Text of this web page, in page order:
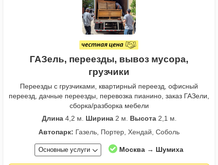
ГАЗель, переезды, вывоз мусора,
грузчики
Переезды с грузчиками, квартирный переезд, офисный
переезд, дачные переезды, перевозка пианино, заказ ГАЗели,
сборка/разборка мебели
Длина4,2 м. Ширина2 м. Высота2,1 м.
Автопарк: Газель, Портер, Хендай, Соболь
Основные услуги Москва → Шумиха